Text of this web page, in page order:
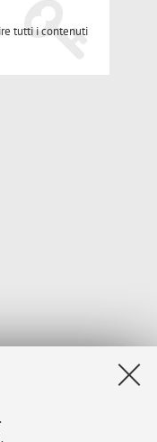
tutti i contenuti